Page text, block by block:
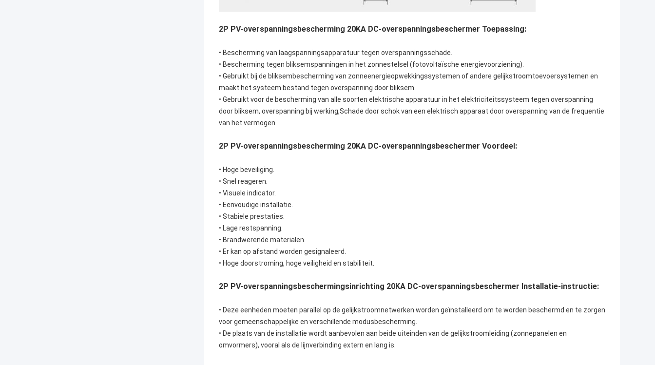
2P PV-overspanningsbescherming 20KA DC-overspanningsbeschermer Toepassing:
• Bescherming van laagspanningsapparatuur tegen overspanningsschade.
• Bescherming tegen bliksemspanningen in het zonnestelsel (fotovoltaïsche energievoorziening).
• Gebruikt bij de bliksembescherming van zonne­energie­opwekkings­systemen of andere gelijkstroom­toevoer­systemen en
maakt het systeem bestand tegen overspanning door bliksem.
• Gebruikt voor de bescherming van alle soorten elektrische apparatuur in het elektriciteitssysteem tegen overspanning
door bliksem, overspanning bij werking,Schade door schok van een elektrisch apparaat door overspanning van de frequentie
van het vermogen.
2P PV-overspanningsbescherming 20KA DC-overspanningsbeschermer Voordeel:
• Hoge beveiliging.
• Snel reageren.
• Visuele indicator.
• Eenvoudige installatie.
• Stabiele prestaties.
• Lage restspanning.
• Brandwerende materialen.
• Er kan op afstand worden gesignaleerd.
• Hoge doorstroming, hoge veiligheid en stabiliteit.
2P PV-overspanningsbeschermingsinrichting 20KA DC-overspanningsbeschermer Installatie-instructie:
• Deze eenheden moeten parallel op de gelijkstroomnetwerken worden geïnstalleerd om te worden beschermd en te zorgen
voor gemeenschappelijke en verschillende modusbescherming.
• De plaats van de installatie wordt aanbevolen aan beide uiteinden van de gelijkstroomleiding (zonnepanelen en
omvormers), vooral als de lijnverbinding extern en lang is.